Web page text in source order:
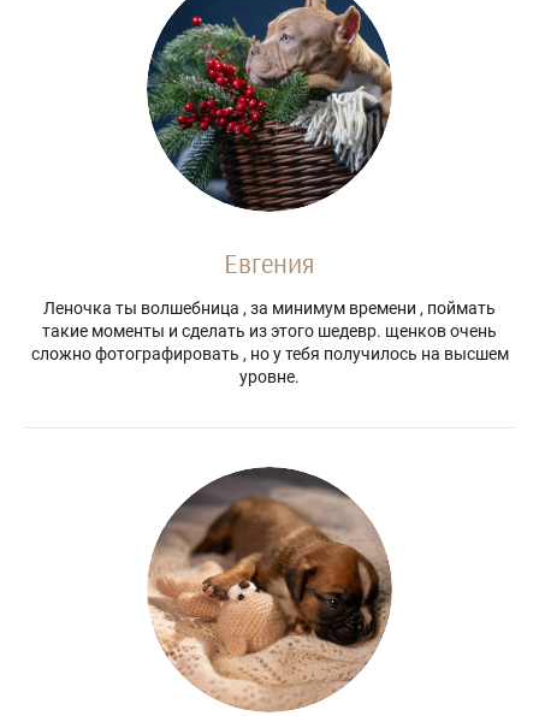
Евгения
Леночка ты волшебница , за минимум времени , поймать
такие моменты и сделать из этого шедевр. щенков очень
сложно фотографировать , но у тебя получилось на высшем
уровне.